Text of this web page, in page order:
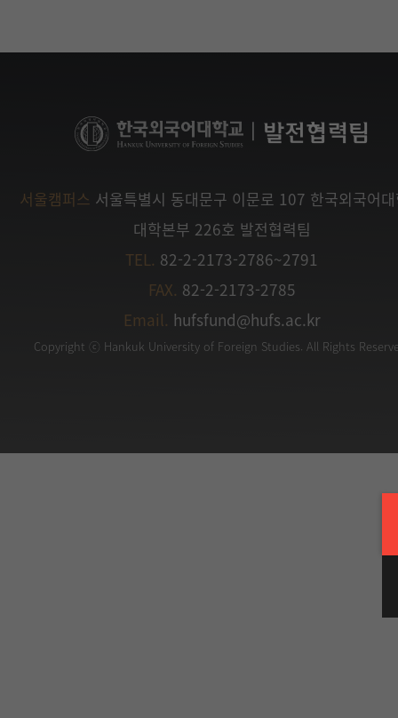
발전협력팀
서울캠퍼스 서울특별시 동대문구 이문로 107 한국외국어
대학본부 226호 발전협력팀
TEL. 82-2-2173-2786~2791
FAX. 82-2-2173-2785
Email. hufsfund@hufs.ac.kr
Copyright ⓒ Hankuk University of Foreign Studies. All Rights